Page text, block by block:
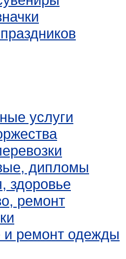
услуги
дипломы
здоровье
ремонт
и ремонт одежды